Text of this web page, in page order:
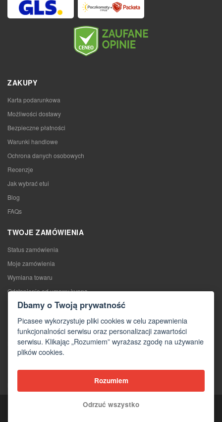
ZAKUPY
Karta podarunkowa
Możliwości dostawy
Bezpieczne płatności
Warunki handlowe
Ochrona danych osobowych
Recenzje
Jak wybrać etui
Blog
FAQs
TWOJE ZAMÓWIENIA
Status zamówienia
Moje zamówienia
Wymiana towaru
Odstąpienie od umowy kupna
Reklamacje
KONTAKTY
Kontakty
Formularz kontaktowy
Hurtownia
Copyright © 2026 Picasee
Dbamy o Twoją prywatność
Picasee wykorzystuje pliki cookies w celu zapewnienia
funkcjonalności serwisu oraz personalizacji zawartości
serwisu. Klikając „Rozumiem” wyrażasz zgodę na używanie
plików cookies.
Rozumiem
Odrzuć wszystko